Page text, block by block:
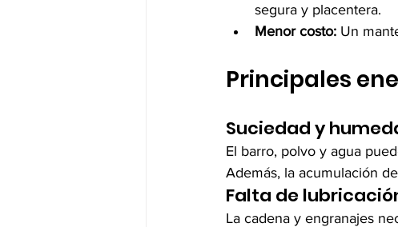
segura y placentera.
Menor costo: Un
Principales
Suciedad y
El barro, polvo y agua
Además, la acumulación
Falta de
La cadena y engranajes